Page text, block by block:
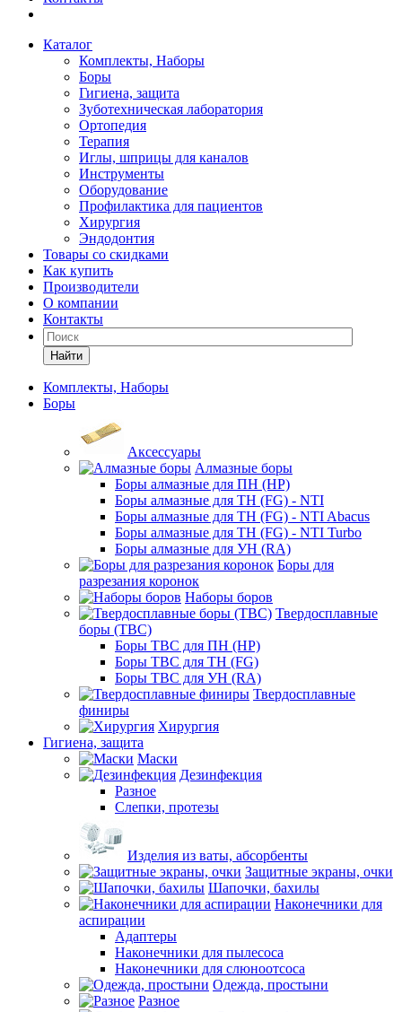
Каталог
Комплекты, Наборы
Боры
Гигиена, защита
Зуботехническая лаборатория
Ортопедия
Терапия
Иглы, шприцы для каналов
Инструменты
Оборудование
Профилактика для пациентов
Хирургия
Эндодонтия
Товары со скидками
Как купить
Производители
О компании
Контакты
Найти
Комплекты, Наборы
Боры
Аксессуары
Алмазные боры
Боры алмазные для ПН (HP)
Боры алмазные для ТН (FG) - NTI
Боры алмазные для ТН (FG) - NTI Abacus
Боры алмазные для ТН (FG) - NTI Turbo
Боры алмазные для УН (RA)
Боры для
разрезания коронок
Наборы боров
Твердосплавные
боры (ТВС)
Боры ТВС для ПН (HP)
Боры ТВС для ТН (FG)
Боры ТВС для УН (RA)
Твердосплавные
финиры
Хирургия
Гигиена, защита
Маски
Дезинфекция
Разное
Слепки, протезы
Изделия из ваты, абсорбенты
Защитные экраны, очки
Шапочки, бахилы
Наконечники для
аспирации
Адаптеры
Наконечники для пылесоса
Наконечники для слюноотсоса
Одежда, простыни
Разное